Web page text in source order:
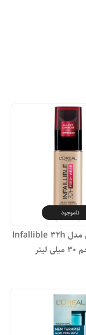
ناموجود
کرم پودر لورآل مدل Infallible 32h